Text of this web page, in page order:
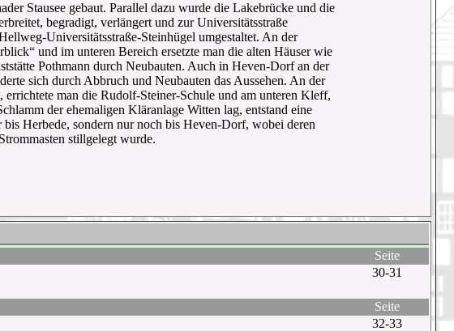
Stausee gebaut. Parallel dazu wurde die Lakebrücke und die
begradigt, verlängert und zur Universitätsstraße
Universitätsstraße-Steinhügel umgestaltet. An der
und im unteren Bereich ersetzte man die alten Häuser wie
Pothmann durch Neubauten. Auch in Heven-Dorf an der
sich durch Abbruch und Neubauten das Aussehen. An der
man die Rudolf-Steiner-Schule und am unteren Kleff,
der ehemaligen Kläranlage Witten lag, entstand eine
Herbede, sondern nur noch bis Heven-Dorf, wobei deren
stillgelegt wurde.
Seite
30-31
Seite
32-33